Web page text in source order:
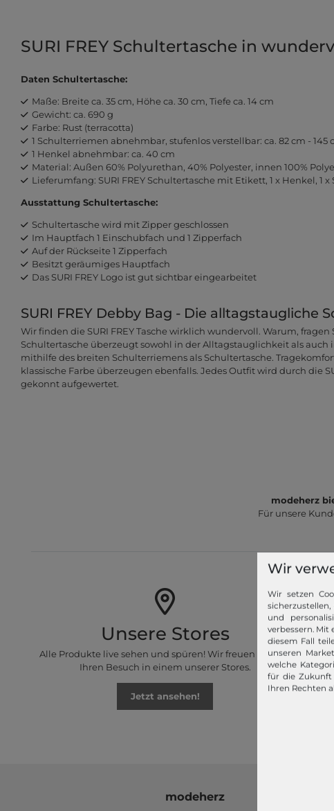
SURI FREY Schultertasche in
Daten Schultertasche:
Maße: Breite ca. 35 cm, Höhe ca. 30 cm, Tiefe ca. 14 cm
Gewicht: ca. 690 g
Farbe: Rust (terracotta)
1 Schulterriemen abnehmbar, stufenlos verstellbar: ca. 82 cm - 145
1 Henkel abnehmbar: ca. 40 cm
Material: Außen 60% Polyurethan, 40% Polyester, innen 100%
Lieferumfang: SURI FREY Schultertasche mit Etikett, 1 x Henkel, 1
Ausstattung Schultertasche:
Schultertasche wird mit Zipper geschlossen
Im Hauptfach 1 Einschubfach und 1 Zipperfach
Auf der Rückseite 1 Zipperfach
Besitzt geräumiges Hauptfach
Das SURI FREY Logo ist gut sichtbar eingearbeitet
SURI FREY Debby Bag - Die alltagstaugliche
Wir finden die SURI FREY Tasche wirklich wundervoll. Warum, fragen
Schultertasche überzeugt sowohl in der Alltagstauglichkeit als auch
mithilfe des breiten Schulterriemens als Schultertasche.
klassische Farbe überzeugen ebenfalls. Jedes Outfit wird durch die
gekonnt aufgewertet.
modeherz
Für unsere
Unsere Stores
Alle Produkte live sehen und spüren! Wir freuen uns auf
Ihren Besuch in einem unserer Stores.
Jetzt ansehen!
modeherz
Wir
Wir setzen
und
verbessern. Mit
diesem Fall
unseren
welche
für die Zukunft
Ihren Rechten